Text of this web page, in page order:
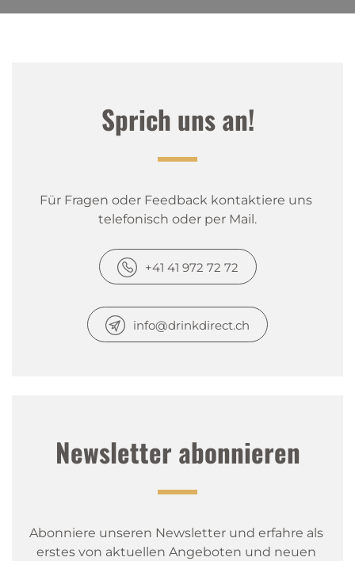
Sprich uns an!
Für Fragen oder Feedback kontaktiere uns
telefonisch oder per Mail.
+41 41 972 72 72
info@drinkdirect.ch
Newsletter abonnieren
Abonniere unseren Newsletter und erfahre als
erstes von aktuellen Angeboten und neuen